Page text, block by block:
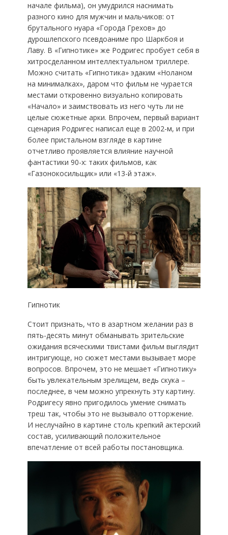
начале фильма), он умудрился наснимать
разного кино для мужчин и мальчиков: от
брутального нуара «Города Грехов» до
дурошлепского псевдоаниме про Шаркбоя и
Лаву. В «Гипнотике» же Родригес пробует себя в
хитросделанном интеллектуальном триллере.
Можно считать «Гипнотика» эдаким «Ноланом
на минималках», даром что фильм не чурается
местами откровенно визуально копировать
«Начало» и заимствовать из него чуть ли не
целые сюжетные арки. Впрочем, первый вариант
сценария Родригес написал еще в 2002-м, и при
более пристальном взгляде в картине
отчетливо проявляется влияние научной
фантастики 90-х: таких фильмов, как
«Газонокосильщик» или «13-й этаж».
Гипнотик
Стоит признать, что в азартном желании раз в
пять-десять минут обманывать зрительские
ожидания всяческими твистами фильм выглядит
интригующе, но сюжет местами вызывает море
вопросов. Впрочем, это не мешает «Гипнотику»
быть увлекательным зрелищем, ведь скука –
последнее, в чем можно упрекнуть эту картину.
Родригесу явно пригодилось умение снимать
треш так, чтобы это не вызывало отторжение.
И неслучайно в картине столь крепкий актерский
состав, усиливающий положительное
впечатление от всей работы постановщика.